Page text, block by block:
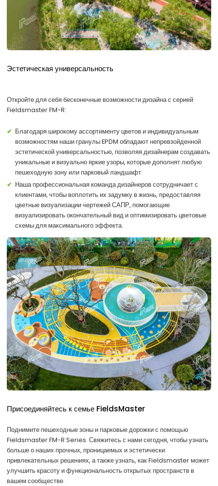
Эстетическая универсальность
Откройте для себя бесконечные возможности дизайна с серией
Fieldsmaster FM-R:
Благодаря широкому ассортименту цветов и индивидуальным
возможностям наши гранулы EPDM обладают непревзойденной
эстетической универсальностью, позволяя дизайнерам создавать
уникальные и визуально яркие узоры, которые дополнят любую
пешеходную зону или парковый ландшафт.
Наша профессиональная команда дизайнеров сотрудничает с
клиентами, чтобы воплотить их задумку в жизнь, предоставляя
цветные визуализации чертежей САПР, помогающие
визуализировать окончательный вид и оптимизировать цветовые
схемы для максимального эффекта.
Присоединяйтесь к семье FieldsMaster
Поднимите пешеходные зоны и парковые дорожки с помощью
Fieldsmaster FM-R Series. Свяжитесь с нами сегодня, чтобы узнать
больше о наших прочных, проницаемых и эстетически
привлекательных решениях, а также узнать, как Fieldsmaster может
улучшить красоту и функциональность открытых пространств в
вашем сообществе.